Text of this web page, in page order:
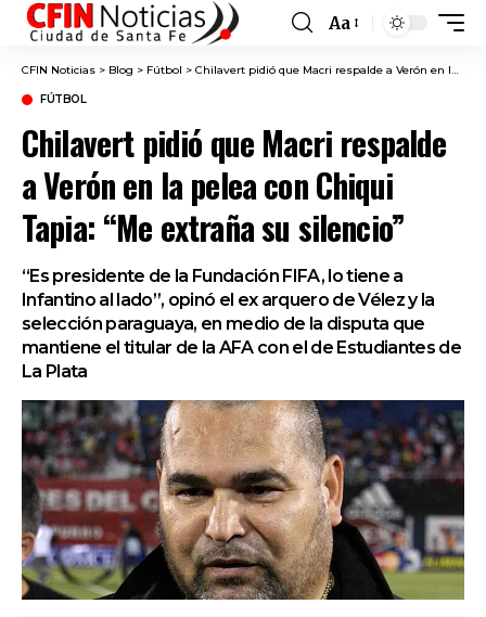
Font
Resizer
Aa
CFIN Noticias > Blog > Fútbol > Chilavert pidió que Macri respalde a Verón en la pelea con Chiqui Tapia: “Me extraña su silencio”
FÚTBOL
Chilavert pidió que Macri respalde
a Verón en la pelea con Chiqui
Tapia: “Me extraña su silencio”
“Es presidente de la Fundación FIFA, lo tiene a
Infantino al lado”, opinó el ex arquero de Vélez y la
selección paraguaya, en medio de la disputa que
mantiene el titular de la AFA con el de Estudiantes de
La Plata